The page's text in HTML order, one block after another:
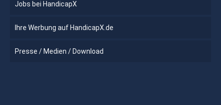
Jobs bei HandicapX
Ihre Werbung auf HandicapX.de
Presse / Medien / Download